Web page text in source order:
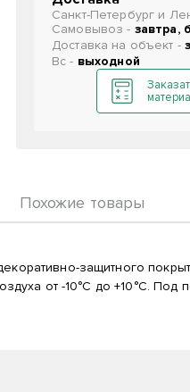
Санкт-Петербург и
Самовывоз - завтра,
Доставка на объект -
Вс - выходной
Похожие товары
защитного
от -10°C до +10°C.